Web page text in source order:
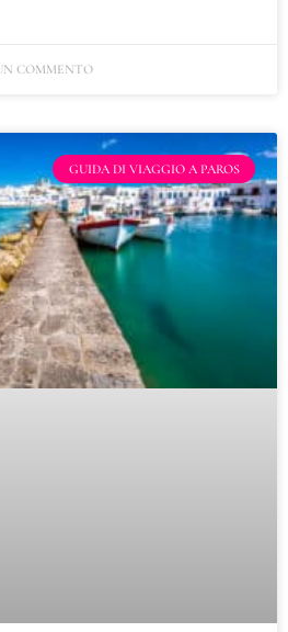
COMMENTO
GUIDA DI VIAGGIO A PAROS